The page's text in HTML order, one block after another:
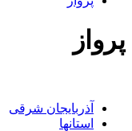
پرواز
آذربایجان شرقی
استانها